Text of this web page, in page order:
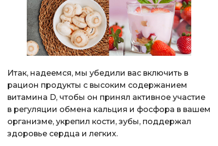
Итак, надеемся, мы убедили вас включить в
рацион продукты с высоким содержанием
витамина D, чтобы он принял активное участие
в регуляции обмена кальция и фосфора в вашем
организме, укрепил кости, зубы, поддержал
здоровье сердца и легких.